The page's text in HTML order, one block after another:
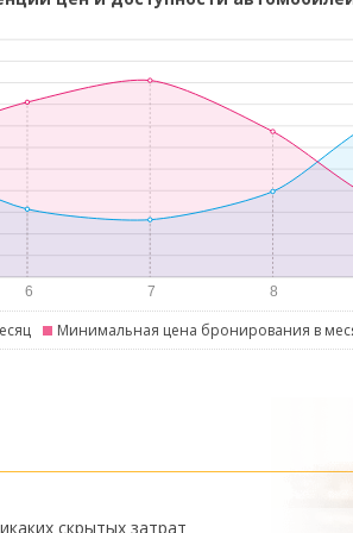
Минимальная цена бронирования в
скрытых затрат